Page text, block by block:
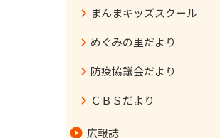
まんまキッズスクール
めぐみの里だより
防疫協議会だより
ＣＢＳだより
広報誌